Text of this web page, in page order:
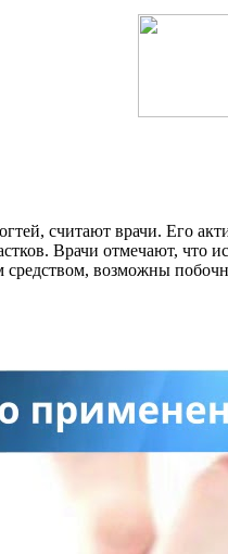
считают врачи. Его
Врачи отмечают, что
возможны